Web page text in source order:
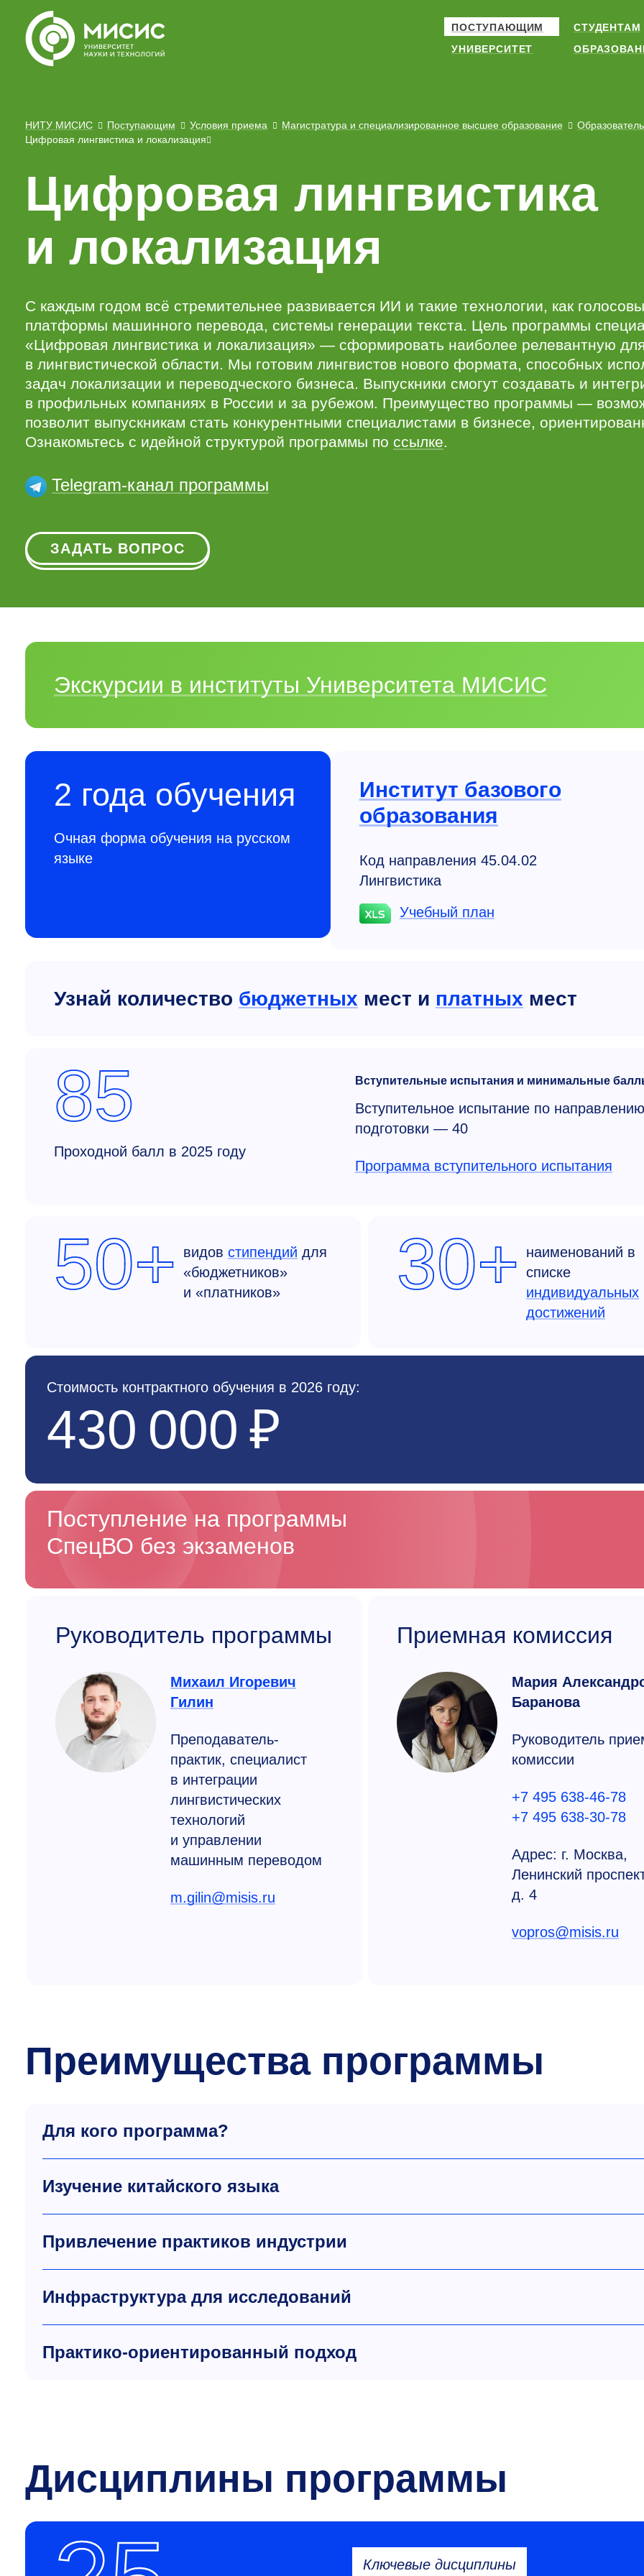
ПОСТУПАЮЩИМ СТУДЕНТАМ
УНИВЕРСИТЕТ
НИТУ МИСИС Поступающим Условия приема Магистратура и специализированное высшее образование
Цифровая лингвистика и локализация
Цифровая лингвистика
и локализация
С каждым годом всё стремительнее развивается ИИ и такие технологии, как
платформы машинного перевода, системы генерации текста. Цель программы
«Цифровая лингвистика и локализация» — сформировать наиболее релевантную
в лингвистической области. Мы готовим лингвистов нового формата, способных
задач локализации и переводческого бизнеса. Выпускники смогут создавать и
в профильных компаниях в России и за рубежом. Преимущество программы —
позволит выпускникам стать конкурентными специалистами в бизнесе,
Ознакомьтесь с идейной структурой программы по ссылке.
Telegram-канал программы
ЗАДАТЬ ВОПРОС
Экскурсии в институты Университета МИСИС
2 года обучения
Очная форма обучения на русском
языке
Институт базового
образования
Код направления 45.04.02
Лингвистика
Учебный план
Узнай количество бюджетных мест и платных мест
85
Проходной балл в 2025 году
Вступительные испытания и минимальные
Вступительное испытание по направлению
подготовки — 40
Программа вступительного испытания
50+ видов стипендий для
«бюджетников»
и «платников»
30+
наименований в
списке
индивидуальных
достижений
Стоимость контрактного обучения в 2026 году:
430 000 ₽
Поступление на программы
СпецВО без экзаменов
Руководитель программы
Михаил Игоревич
Гилин
Преподаватель-
практик, специалист
в интеграции
лингвистических
технологий
и управлении
машинным переводом
m.gilin@misis.ru
Приемная комиссия
Мария
Баранова
Руководитель
комиссии
+7 495 638-46-78
+7 495 638-30-78
Адрес: г. Москва,
Ленинский
д. 4
vopros@misis.ru
Преимущества программы
Для кого программа?
Изучение китайского языка
Привлечение практиков индустрии
Инфраструктура для исследований
Практико-ориентированный подход
Дисциплины программы
Ключевые дисциплины